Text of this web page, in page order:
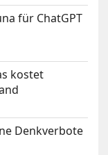
für ChatGPT
kostet
Denkverbote